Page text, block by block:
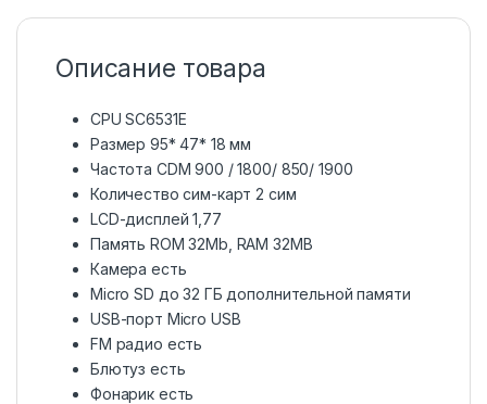
Описание товара
CPU SC6531E
Размер 95* 47* 18 мм
Частота CDM 900 / 1800/ 850/ 1900
Количество сим-карт 2 сим
LCD-дисплей 1,77
Память ROM 32Mb, RAM 32MB
Камера есть
Micro SD до 32 ГБ дополнительной памяти
USB-порт Micro USB
FM радио есть
Блютуз есть
Фонарик есть